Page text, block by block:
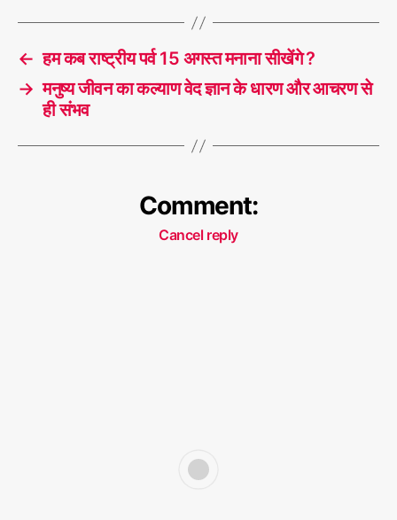
← हम कब राष्ट्रीय पर्व 15 अगस्त मनाना सीखेंगे ?
→ मनुष्य जीवन का कल्याण वेद ज्ञान के धारण और आचरण से
ही संभव
Comment:
Cancel reply